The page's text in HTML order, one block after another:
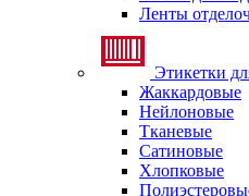
Ленты
Этикетки
Жаккардовые
Нейлоновые
Тканевые
Сатиновые
Хлопковые